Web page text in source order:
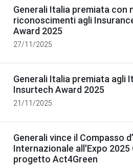
Generali Italia premiata con
riconoscimenti agli
Award 2025
27/11/2025
Generali Italia premiata agli
Insurtech Award 2025
21/11/2025
Generali vince il Compasso
Internazionale all'Expo 2025
progetto Act4Green